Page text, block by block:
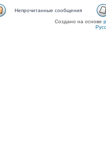
Непрочитанные сообщения
Создано на основе